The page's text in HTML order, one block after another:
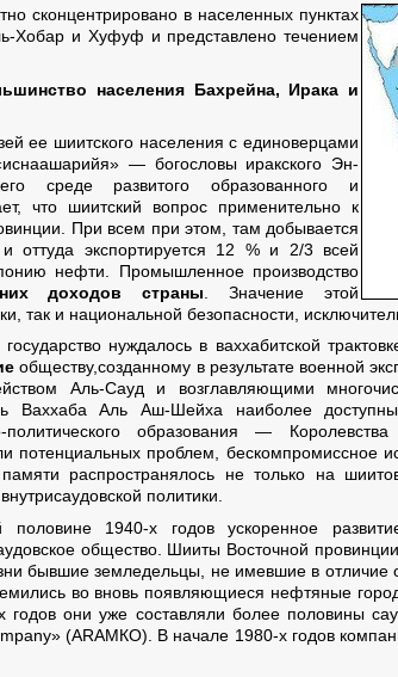
сконцентрировано в населенных пунктах
Хобар и Хуфуф и представлено течением
населения Бахрейна, Ирака и
ее шиитского населения с единоверцами
— богословы иракского Эн-
среде развитого образованного и
что шиитский вопрос применительно к
При всем при этом, там добывается
оттуда экспортируется 12 % и 2/3 всей
нефти. Промышленное производство
доходов страны . Значение этой
так и национальной безопасности,
нуждалось в ваххабитской
обществу,созданному в результате военной
Аль-Сауд и возглавляющими
Ваххаба Аль Аш-Шейха наиболее
политического образования —
потенциальных проблем, бескомпромиссное
памяти распространялось не только на
политики.
половине 1940-х годов ускоренное
общество. Шииты Восточной
бывшие земледельцы, не имевшие в отличие
во вновь появляющиеся нефтяные
годов они уже составляли более половины
(АRАМКО). В начале 1980-х годов